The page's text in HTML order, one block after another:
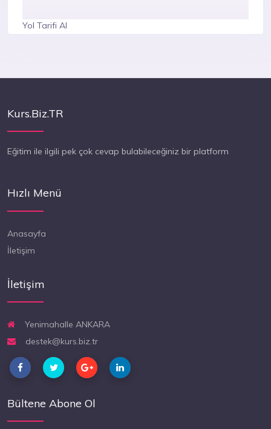
Yol Tarifi Al
Kurs.Biz.TR
Eğitim ile ilgili pek çok cevap bulabileceğiniz bir platform
Hızlı Menü
Anasayfa
İletişim
İletişim
Yenimahalle ANKARA
destek@kurs.biz.tr
Bültene Abone Ol